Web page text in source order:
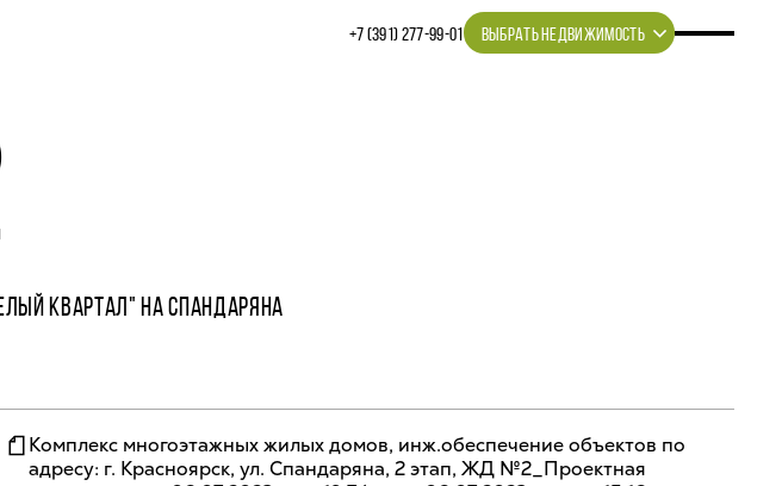
+7 (391) 277‒99‒01 ВЫБРАТЬ НЕДВИЖИМОСТЬ
КВАРТАЛ" НА СПАНДАРЯНА
Комплекс многоэтажных жилых домов, инж.обеспечение объектов по
адресу: г. Красноярск, ул. Спандаряна, 2 этап, ЖД №2_Проектная